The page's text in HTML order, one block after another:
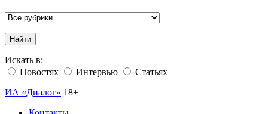
Найти
Искать в:
Новостях
Интервью
Статьях
ИА «Диалог» 18+